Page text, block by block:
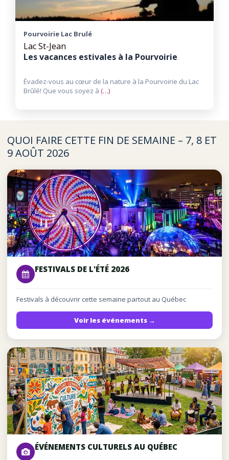
Pourvoirie Lac Brulé
Lac St-Jean
Les vacances estivales à la Pourvoirie
Évadez-vous au cœur de la nature à la Pourvoirie du Lac
Brûlé! Que vous soyez à (…)
QUOI FAIRE CETTE FIN DE SEMAINE – 7, 8 ET
9 AOÛT 2026
FESTIVALS DE L'ÉTÉ 2026
Festivals à découvrir cette semaine partout au Québec
Voir les événements →
ÉVÉNEMENTS CULTURELS AU QUÉBEC